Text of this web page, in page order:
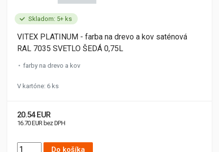
Skladom: 5+ ks
VITEX PLATINUM - farba na drevo a kov saténová
RAL 7035 SVETLO ŠEDÁ 0,75L
farby na drevo a kov
V kartóne: 6 ks
20.54 EUR
16.70 EUR bez DPH
Do košíka